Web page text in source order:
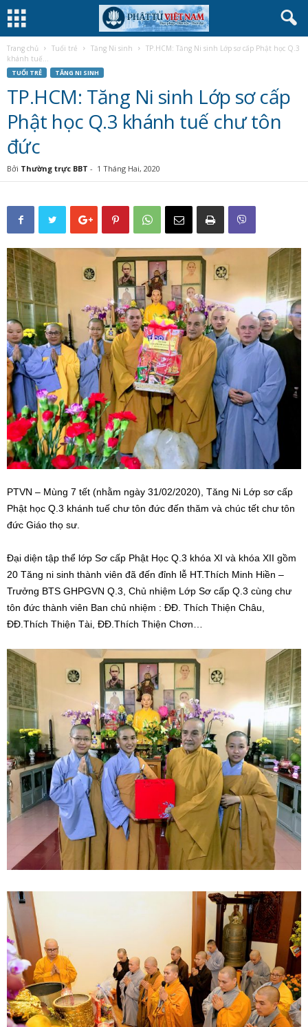
Trang chủ Tuổi trẻ Tăng Ni sinh
TP.HCM: Tăng Ni sinh Lớp sơ cấp Phật học Q.3
khánh tuế...
TUỔI TRẺ TĂNG NI SINH
TP.HCM: Tăng Ni sinh Lớp sơ cấp
Phật học Q.3 khánh tuế chư tôn
đức
Bởi Thường trực BBT - 1 Tháng Hai, 2020
PTVN – Mùng 7 tết (nhằm ngày 31/02/2020), Tăng Ni Lớp sơ cấp
Phật học Q.3 khánh tuế chư tôn đức đến thăm và chúc tết chư tôn
đức Giáo thọ sư.
Đại diện tập thể lớp Sơ cấp Phật Học Q.3 khóa XI và khóa XII gồm
20 Tăng ni sinh thành viên đã đến đỉnh lễ HT.Thích Minh Hiền –
Trưởng BTS GHPGVN Q.3, Chủ nhiệm Lớp Sơ cấp Q.3 cùng chư
tôn đức thành viên Ban chủ nhiệm : ĐĐ. Thích Thiện Châu,
ĐĐ.Thích Thiện Tài, ĐĐ.Thích Thiện Chơn…